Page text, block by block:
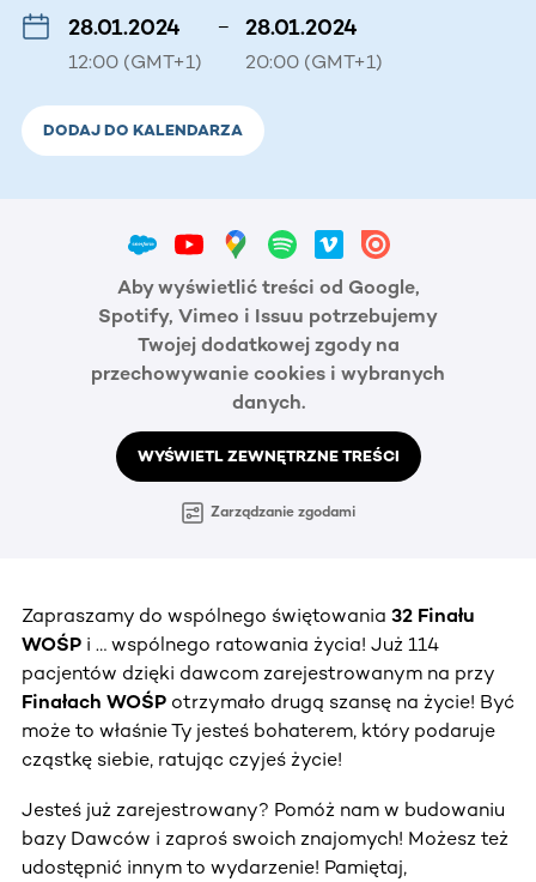
28.01.2024
12:00 (GMT+1)
– 28.01.2024
20:00 (GMT+1)
DODAJ DO KALENDARZA
Aby wyświetlić treści od Google,
Spotify, Vimeo i Issuu potrzebujemy
Twojej dodatkowej zgody na
przechowywanie cookies i wybranych
danych.
WYŚWIETL ZEWNĘTRZNE TREŚCI
Zarządzanie zgodami
Zapraszamy do wspólnego świętowania 32 Finału
WOŚP i … wspólnego ratowania życia! Już 114
pacjentów dzięki dawcom zarejestrowanym na przy
Finałach WOŚP otrzymało drugą szansę na życie! Być
może to właśnie Ty jesteś bohaterem, który podaruje
cząstkę siebie, ratując czyjeś życie!
Jesteś już zarejestrowany? Pomóż nam w budowaniu
bazy Dawców i zaproś swoich znajomych! Możesz też
udostępnić innym to wydarzenie! Pamiętaj,